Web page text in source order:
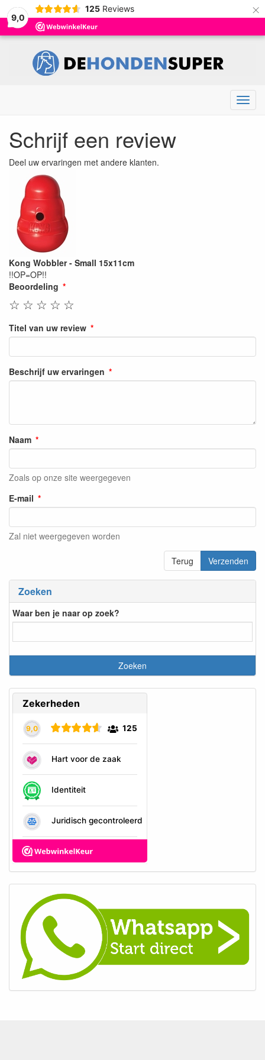
9,0
125 Reviews ×
Menu
Zoeken
Waar ben je naar op zoek?
Schrijf een review
Deel uw ervaringen met andere klanten.
Kong Wobbler - Small 15x11cm
!!OP=OP!!
Beoordeling
☆
☆
☆
☆
☆
Titel van uw review
Beschrijf uw ervaringen
Naam
Zoals op onze site weergegeven
E-mail
Zal niet weergegeven worden
Terug Verzenden